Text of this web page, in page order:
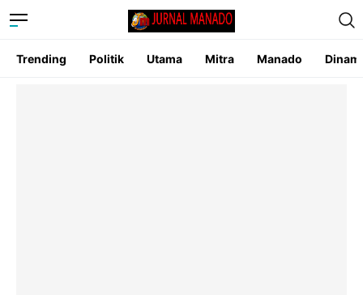
Trending Politik Utama Mitra Manado